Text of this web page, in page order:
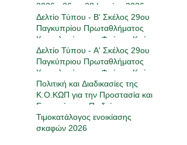
2026 - 26 με 28 Ιουνίου 2026
Δελτίο Τύπου - Β' Σκέλος 29ου
Παγκυπρίου Πρωταθλήματος
Κωπηλασίας στο Φράγμα Κούρη
16-17/05/2026
Δελτίο Τύπου - Α' Σκέλος 29ου
Παγκύπριου Πρωταθλήματος
Κωπηλασίας στο Φράγμα Κούρη
17-19/4/2026
Πολιτική και Διαδικασίες της
Κ.Ο.ΚΩΠ για την Προστασία και
Ευημερία των Παιδιών στον
Αθλητισμό
Τιμοκατάλογος ενοικίασης
σκαφών 2026